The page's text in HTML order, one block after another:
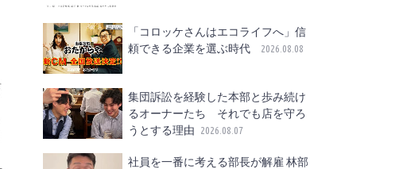
「コロッケさんはエコライフへ」信
頼できる企業を選ぶ時代
2026.08.08
集団訴訟を経験した本部と歩み続け
るオーナーたち それでも店を守ろ
うとする理由
2026.08.07
社員を一番に考える部長が解雇 林部